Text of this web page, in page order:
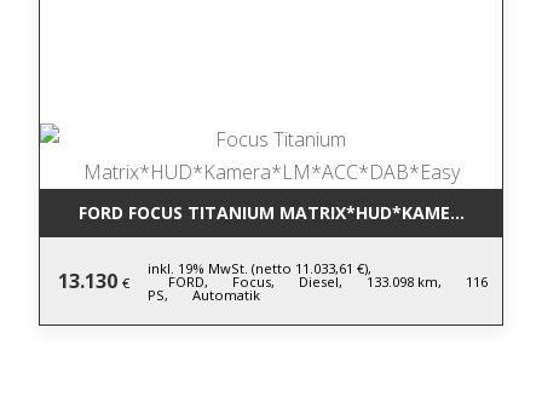
FORD FOCUS TITANIUM
13.130 €
inkl. 19% MwSt. (netto 11.033,61 €),
FORD, Focus, Diesel, 133.098 km, 116
PS, Automatik